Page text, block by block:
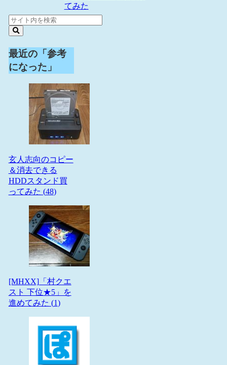
てみた
最近の「参考
になった」
玄人志向のコピー
＆消去できる
HDDスタンド買
ってみた (48)
[MHXX]「村クエ
スト 下位★5」を
進めてみた (1)